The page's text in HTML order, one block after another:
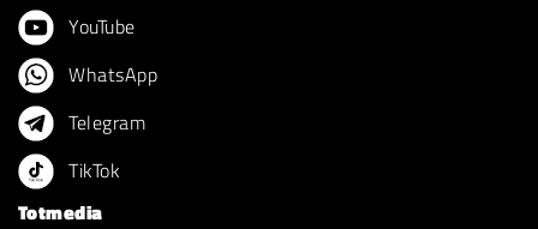
YouTube
WhatsApp
Telegram
TikTok
Totmedia